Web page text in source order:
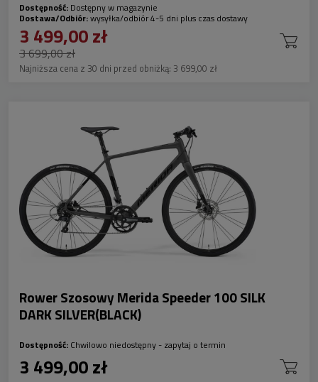
Dostępność: Dostępny w magazynie
Dostawa/Odbiór:wysyłka/odbiór 4-5 dni plus czas dostawy
3 499,00 zł
3 699,00 zł
Najniższa cena z 30 dni przed obniżką: 3 699,00 zł
Rower Szosowy Merida Speeder 100 SILK
DARK SILVER(BLACK)
Dostępność: Chwilowo niedostępny - zapytaj o termin
3 499,00 zł